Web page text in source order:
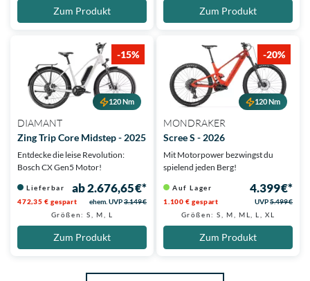
Zum Produkt Zum Produkt
-15%
120 Nm
DIAMANT
Zing Trip Core Midstep - 2025
Entdecke die leise Revolution:
Bosch CX Gen5 Motor!
Lieferbar ab 2.676,65 €*
472,35 € gespart ehem. UVP3.149 €
Größen: S, M, L
Zum Produkt
-20%
120 Nm
MONDRAKER
Scree S - 2026
Mit Motorpower bezwingst du
spielend jeden Berg!
Auf Lager 4.399 €*
1.100 € gespart UVP5.499 €
Größen: S, M, ML, L, XL
Zum Produkt